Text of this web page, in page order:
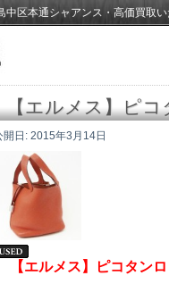
中区本通シャアンス・高価買取
【エルメス】ピ
開日: 2015年3月14日
【エルメス】ピコタン